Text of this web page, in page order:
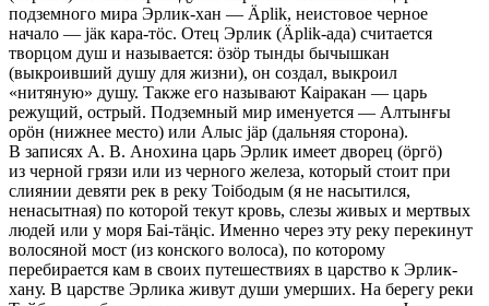
подземного мира Эрлик-хан — Äрlik, неистовое черное
начало — jäк кара-тöс. Отец Эрлик (Äрlik-ада) считается
творцом душ и называется: öзöр тынды бычышкан
(выкроивший душу для жизни), он создал, выкроил
«нитяную» душу. Так­же его назы­вают Каiракан — царь
режущий, острый. Подземный мир именуется — Ал­тынғы
орöн (нижнее место) или Алыс jäр (дальняя сто­рона).
В записях А. В. Анохина царь Эрлик имеет дворец (öргö)
из черной грязи или из черного железа, который стоит при
слиянии девяти рек в реку Тоiбодым (я не на­сытился,
ненасытная) по которой текут кровь, слезы живых и мертвых
лю­дей или у моря Баi-тäңiс. Именно через эту реку пере­кинут
волосяной мост (из конского волоса), по которому
перебирается кам в своих путешествиях в царство к Эрлик-
хану. В царстве Эрлика живут ду­ши умерших. На берегу реки